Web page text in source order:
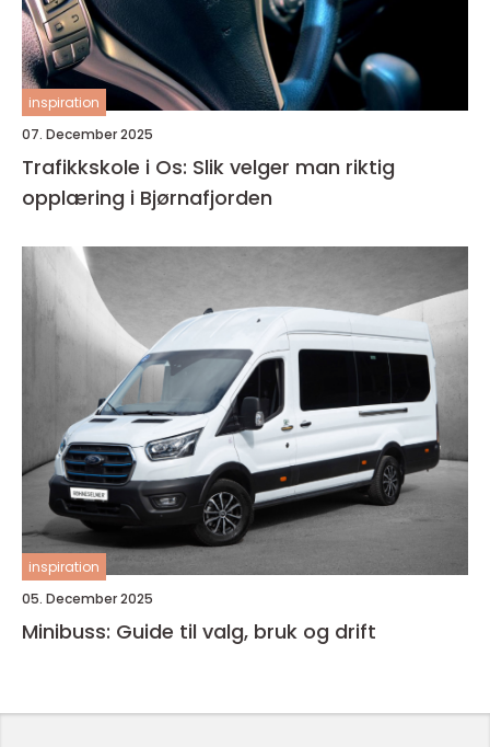
inspiration
07. December 2025
Trafikkskole i Os: Slik velger man riktig
opplæring i Bjørnafjorden
inspiration
05. December 2025
Minibuss: Guide til valg, bruk og drift